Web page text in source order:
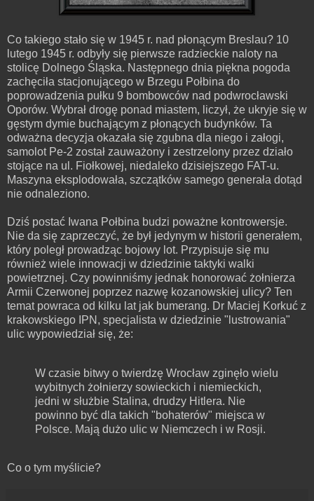
Co takiego stało się w 1945 r. nad płonącym Breslau? 10
lutego 1945 r. odbyły się pierwsze radzieckie naloty na
stolicę Dolnego Śląska. Następnego dnia piękna pogoda
zachęciła stacjonującego w Brzegu Połbina do
poprowadzenia pułku 9 bombowców nad podwrocławski
Oporów. Wybrał drogę ponad miastem, liczył, że ukryje się w
gęstym dymie buchającym z płonących budynków. Ta
odważna decyzja okazała się zgubna dla niego i załogi,
samolot Pe-2 został zauważony i zestrzelony przez działo
stojące na ul. Fiołkowej, niedaleko dzisiejszego FAT-u.
Maszyna eksplodowała, szczątków samego generała dotąd
nie odnaleziono.
Dziś postać Iwana Połbina budzi poważne kontrowersje.
Nie da się zaprzeczyć, że był jedynym w historii generałem,
który poległ prowadząc bojowy lot. Przypisuje się mu
również wiele innowacji w dziedzinie taktyki walki
powietrznej. Czy powinniśmy jednak honorować żołnierza
Armii Czerwonej poprzez nazwę kozanowskiej ulicy? Ten
temat powraca od kilku lat jak bumerang. Dr Maciej Korkuć z
krakowskiego IPN, specjalista w dziedzinie "lustrowania"
ulic wypowiedział się, że:
W czasie bitwy o twierdzę Wrocław zginęło wielu
wybitnych żołnierzy sowieckich i niemieckich,
jedni w służbie Stalina, drudzy Hitlera. Nie
powinno być dla takich "bohaterów" miejsca w
Polsce. Mają dużo ulic w Niemczech i w Rosji.
Co o tym myślicie?